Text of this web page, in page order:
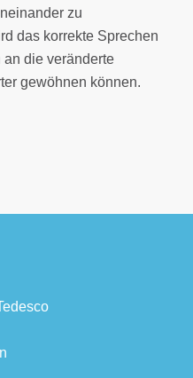
zu
das korrekte Sprechen
die veränderte
gewöhnen können.